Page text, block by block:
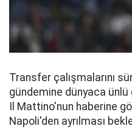
Transfer çalışmalarını
gündemine dünyaca
Il Mattino'nun haberine
Napoli'den ayrılması